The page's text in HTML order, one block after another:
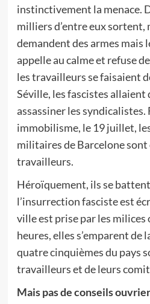
instinctivement la menace.
milliers d’entre eux sortent,
demandent des armes mais
appelle au calme et refuse
les travailleurs se faisaient
Séville, les fascistes
assassiner les syndicalistes.
immobilisme, le 19 juillet,
militaires de Barcelone sont
travailleurs.
Héroïquement, ils se
l’insurrection fasciste est
ville est prise par les milices
heures, elles s’emparent
quatre cinquièmes du pays
travailleurs et de leurs
Mais pas de conseils